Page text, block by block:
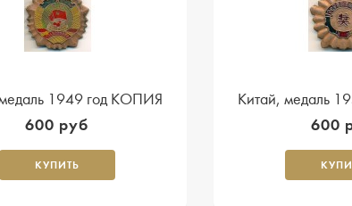
1949 год КОПИЯ
600 руб
КУПИТЬ
Китай, медаль
600